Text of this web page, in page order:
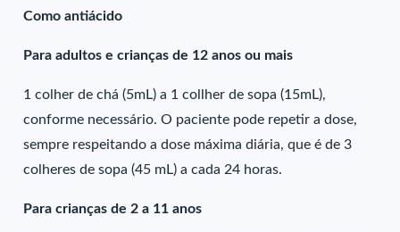
Como antiácido
Para adultos e crianças de 12 anos ou mais
1 colher de chá (5mL) a 1 collher de sopa (15mL),
conforme necessário. O paciente pode repetir a dose,
sempre respeitando a dose máxima diária, que é de 3
colheres de sopa (45 mL) a cada 24 horas.
Para crianças de 2 a 11 anos